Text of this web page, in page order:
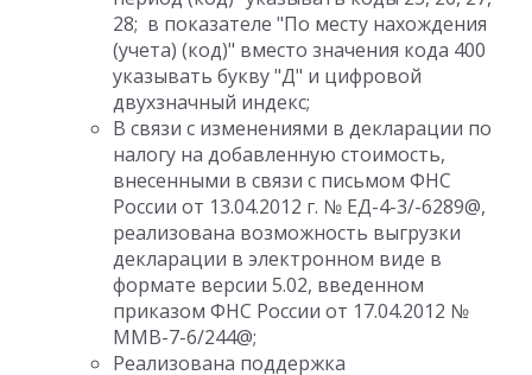
28; в показателе "По месту нахождения
(учета) (код)" вместо значения кода 400
указывать букву "Д" и цифровой
двухзначный индекс;
В связи с изменениями в декларации по
налогу на добавленную стоимость,
внесенными в связи с письмом ФНС
России от 13.04.2012 г. № ЕД-4-3/-6289@,
реализована возможность выгрузки
декларации в электронном виде в
формате версии 5.02, введенном
приказом ФНС России от 17.04.2012 №
ММВ-7-6/244@;
Реализована поддержка